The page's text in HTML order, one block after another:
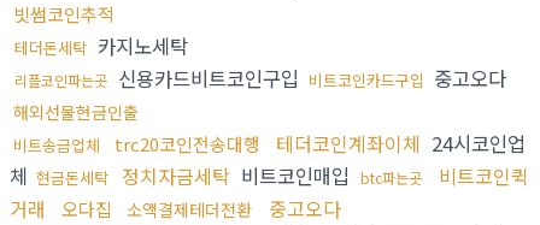
빗썸코인추적
테더돈세탁 카지노세탁
리플코인파는곳 신용카드비트코인구입 비트코인카드구입 중고오다
해외선물현금인출
비트송금업체 trc20코인전송대행 테더코인계좌이체 24시코인업
체 현금돈세탁 정치자금세탁 비트코인매입 btc파는곳
비트코인퀵
거래
오다집 소액결제테더전환 중고오다